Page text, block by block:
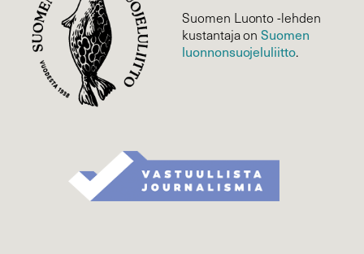
Suomen Luonto -lehden
kustantaja onSuomen
luonnonsuojelu­liitto.